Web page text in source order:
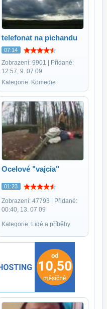
telefonat na pichandu
07:14
Zobrazení: 9901 | Přidané:
12:57, 9. 07 09
Kategorie: Komedie
Ocelové "vajcia"
01:23
Zobrazení: 47793 | Přidané:
00:40, 13. 07 09
Kategorie: Lidé a příběhy